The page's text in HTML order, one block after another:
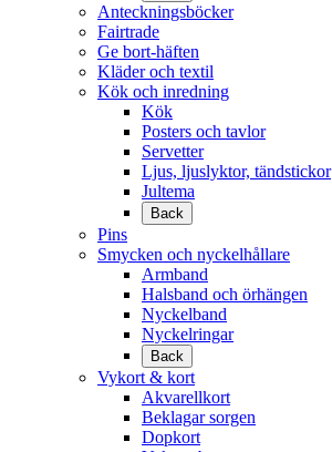
Anteckningsböcker
Fairtrade
Ge bort-häften
Kläder och textil
Kök och inredning
Kök
Posters och tavlor
Servetter
Ljus, ljuslyktor, tändstickor
Jultema
Back
Pins
Smycken och nyckelhållare
Armband
Halsband och örhängen
Nyckelband
Nyckelringar
Back
Vykort & kort
Akvarellkort
Beklagar sorgen
Dopkort